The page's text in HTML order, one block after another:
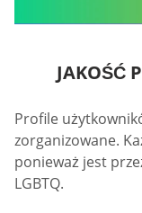
JAKOŚĆ
Profile
zorganizowane.
ponieważ jest
LGBTQ.